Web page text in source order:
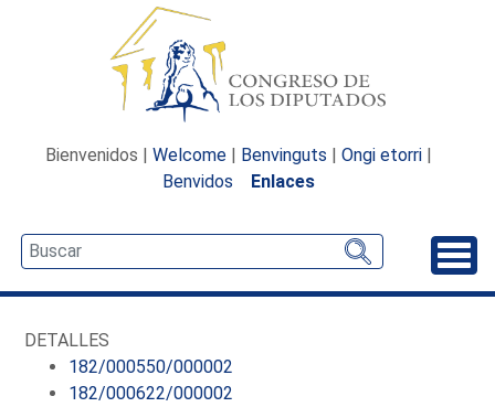
Bienvenidos | Welcome | Benvinguts | Ongi etorri |
Benvidos
Enlaces
DETALLES
182/000550/000002
182/000622/000002